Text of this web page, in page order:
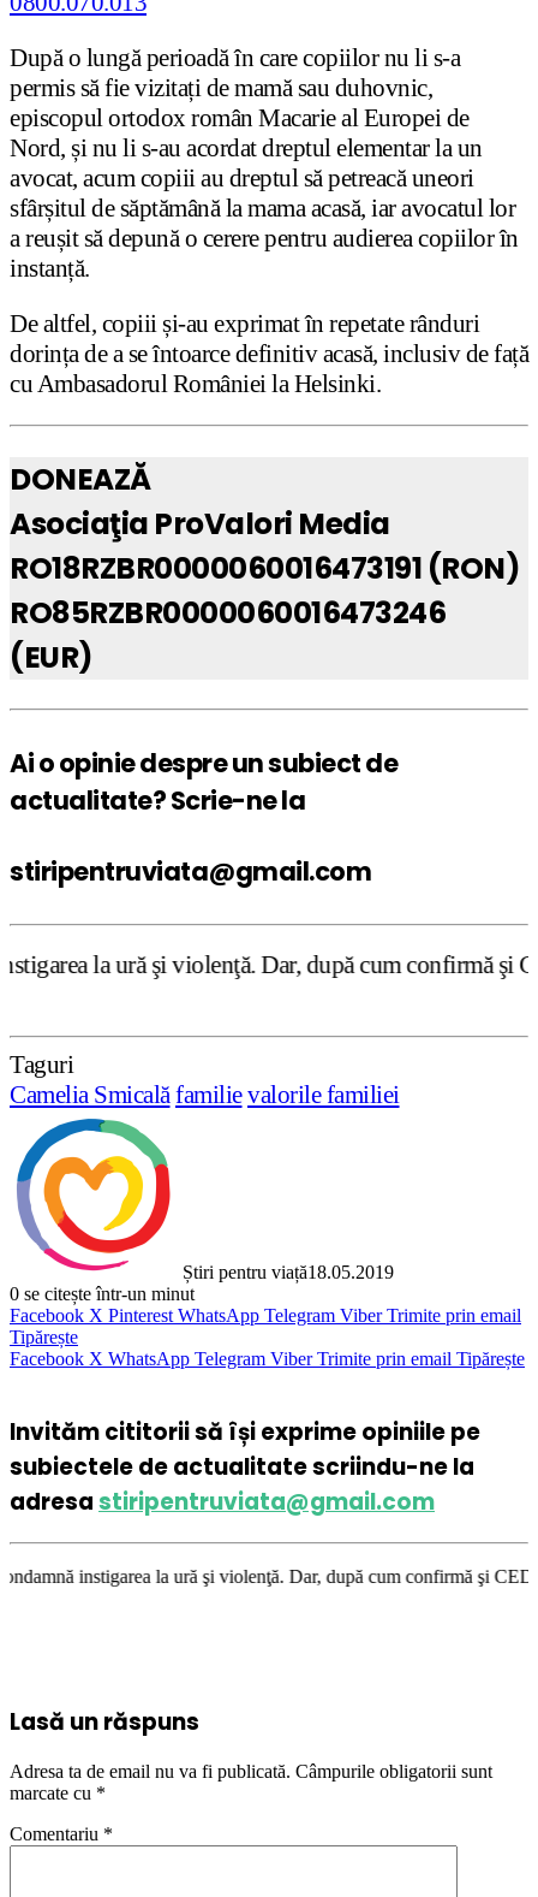
După o lungă perioadă în care copiilor nu li s-a
permis să fie vizitați de mamă sau duhovnic,
episcopul ortodox român Macarie al Europei de
Nord, și nu li s-au acordat dreptul elementar la un
avocat, acum copiii au dreptul să petreacă uneori
sfârșitul de săptămână la mama acasă, iar avocatul lor
a reușit să depună o cerere pentru audierea copiilor în
instanță.
De altfel, copiii și-au exprimat în repetate rânduri
dorința de a se întoarce definitiv acasă, inclusiv de față
cu Ambasadorul României la Helsinki.
DONEAZĂ
Asociaţia ProValori Media
RO18RZBR0000060016473191 (RON)
RO85RZBR0000060016473246
(EUR)
Ai o opinie despre un subiect de
actualitate? Scrie-ne la
stiripentruviata@gmail.com
şi violenţă. Dar, după cum confirmă şi CEDO în
Taguri
Camelia Smicalăfamilievalorile familiei
Știri pentru viață18.05.2019
0 se citește într-un minut
Facebook X Pinterest WhatsApp Telegram Viber Trimite prin email
Tipărește
Facebook X WhatsApp Telegram Viber Trimite prin email Tipărește
Invităm cititorii să își exprime opiniile pe
subiectele de actualitate scriindu-ne la
adresastiripentruviata@gmail.com
la ură şi violenţă. Dar, după cum confirmă şi CEDO în cazul
Lasă un răspuns
Adresa ta de email nu va fi publicată. Câmpurile obligatorii sunt
marcate cu *
Comentariu *